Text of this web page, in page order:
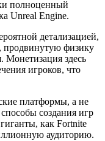
полноценный
Unreal Engine.
детализацией,
продвинутую физику
Монетизация здесь
игроков, что
платформы, а не
создания игр
как Fortnite
аудиторию.